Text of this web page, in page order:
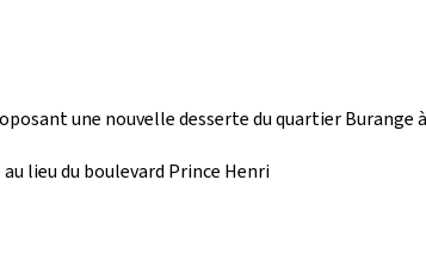
une nouvelle desserte du quartier Burange
lieu du boulevard Prince Henri